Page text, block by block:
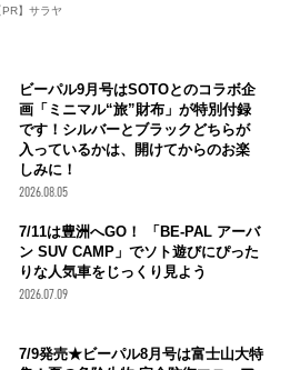
PR】サラヤ
ビーパル9月号はSOTOとのコラボ企
画「ミニマル“旅”財布」が特別付録
です！シルバーとブラックどちらが
入っているかは、開けてからのお楽
しみに！
2026.08.05
7/11は豊洲へGO！ 「BE-PAL アーバ
ン SUV CAMP」でソト遊びにぴった
りな人気車をじっくり見よう
2026.07.09
7/9発売★ビーパル8月号は富士山大特